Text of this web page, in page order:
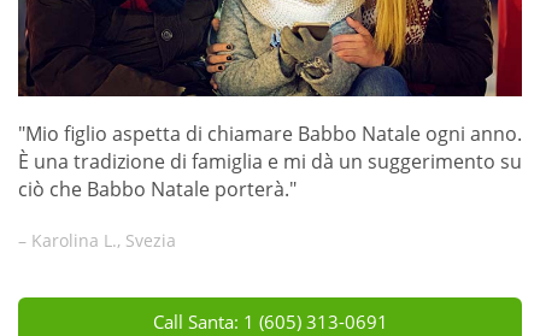
"Mio figlio aspetta di chiamare Babbo Natale ogni anno.
È una tradizione di famiglia e mi dà un suggerimento su
ciò che Babbo Natale porterà."
– Karolina L., Svezia
Call Santa: 1 (605) 313-0691